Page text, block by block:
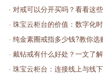
· 对戒可以分开买吗？看看这
· 珠宝云柜台的价值：数字化
· 纯金素圈戒指多少钱?教你
· 戴钻戒有什么好处？一文了
· 珠宝云柜台：连接线上与线